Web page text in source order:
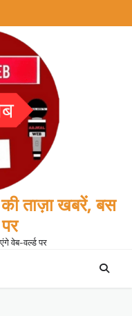
ताज़ा खबरें, बस
वेब-वर्ल्ड पर